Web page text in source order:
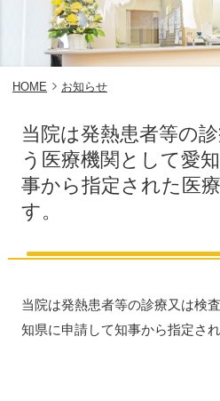
HOME お知らせ
当院は発熱患者等の
う医療機関として愛
事から指定された医
す。
当院は発熱患者等の診療又は検
知県に申請して知事から指定さ